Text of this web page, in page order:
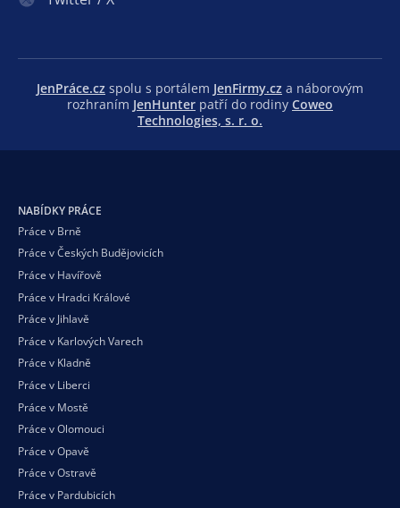
JenPráce.cz spolu s portálem JenFirmy.cz a náborovým
rozhraním JenHunter patří do rodiny Coweo
Technologies, s. r. o.
NABÍDKY PRÁCE
Práce v Brně
Práce v Českých Budějovicích
Práce v Havířově
Práce v Hradci Králové
Práce v Jihlavě
Práce v Karlových Varech
Práce v Kladně
Práce v Liberci
Práce v Mostě
Práce v Olomouci
Práce v Opavě
Práce v Ostravě
Práce v Pardubicích